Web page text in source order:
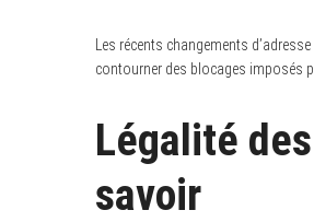
Les récents changements
contourner des blocages imposés
Légalité
savoir